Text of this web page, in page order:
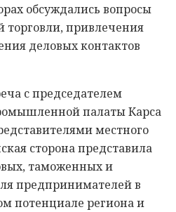
обсуждались вопросы
привлечения
деловых контактов
с председателем
палаты Карса
местного
сторона представила
таможенных и
предпринимателей в
потенциале региона и